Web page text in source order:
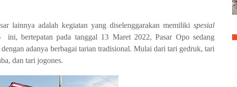
lainnya adalah kegiatan yang diselenggarakan memilikispesial
bertepatan pada tanggal 13 Maret 2022, Pasar Opo sedang
adanya berbagai tarian tradisional. Mulai dari tari gedruk, tari
dan tari jogones.